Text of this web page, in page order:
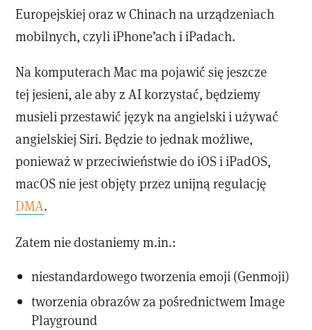
Europejskiej oraz w Chinach na urządzeniach
mobilnych, czyli iPhone’ach i iPadach.
Na komputerach Mac ma pojawić się jeszcze
tej jesieni, ale aby z AI korzystać, będziemy
musieli przestawić język na angielski i używać
angielskiej Siri. Będzie to jednak możliwe,
ponieważ w przeciwieństwie do iOS i iPadOS,
macOS nie jest objęty przez unijną regulację
DMA.
Zatem nie dostaniemy m.in.:
niestandardowego tworzenia emoji (Genmoji)
tworzenia obrazów za pośrednictwem Image
Playground